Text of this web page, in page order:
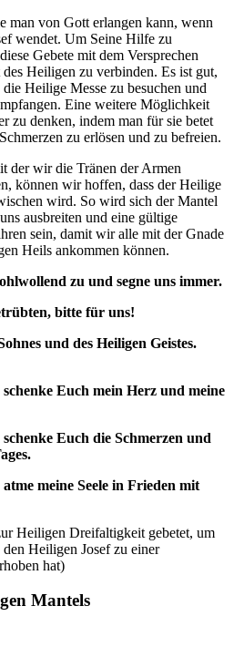
man von Gott erlangen kann, wenn
wendet. Um Seine Hilfe zu
Gebete mit dem Versprechen
Heiligen zu verbinden. Es ist gut,
Heilige Messe zu besuchen und
Eine weitere Möglichkeit
zu denken, indem man für sie betet
zu erlösen und zu befreien.
der wir die Tränen der Armen
können wir hoffen, dass der Heilige
wird. So wird sich der Mantel
ausbreiten und eine gültige
sein, damit wir alle mit der Gnade
Heils ankommen können.
zu und segne uns immer.
bitte für uns!
und des Heiligen Geistes.
Euch mein Herz und meine
Euch die Schmerzen und
meine Seele in Frieden mit
Heiligen Dreifaltigkeit gebetet, um
Heiligen Josef zu einer
hat)
Mantels